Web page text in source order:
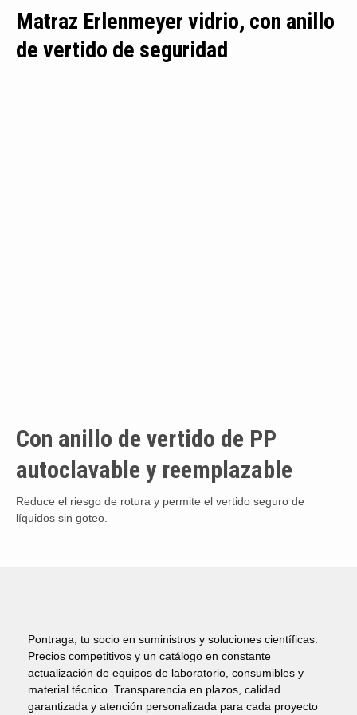
Matraz Erlenmeyer vidrio, con anillo
de vertido de seguridad
Con anillo de vertido de PP
autoclavable y reemplazable
Reduce el riesgo de rotura y permite el vertido seguro de
líquidos sin goteo.
Pontraga, tu socio en suministros y soluciones científicas.
Precios competitivos y un catálogo en constante
actualización de equipos de laboratorio, consumibles y
material técnico. Transparencia en plazos, calidad
garantizada y atención personalizada para cada proyecto